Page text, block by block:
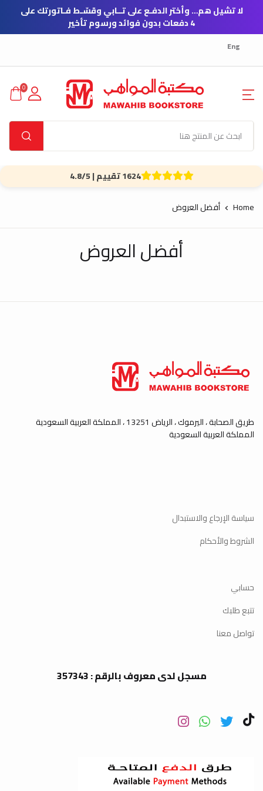
لا تشيل هم… وأختر الدفـع على تــابي وقسّـط فـاتورتك على
4 دفعات بدون فوائد ورسوم تأخير
Eng
0
1624 تقييم | 4.8/5
Home أفضل العروض
أفضل العروض
طريق الصحابة ، اليرموك ، الرياض 13251 ، المملكة العربية السعودية
المملكة العربية السعودية
سياسة الإرجاع والاستبدال
الشروط والأحكام
حسابي
تتبع طلبك
تواصل معنا
مسجل لدى معروف بالرقم : 357343